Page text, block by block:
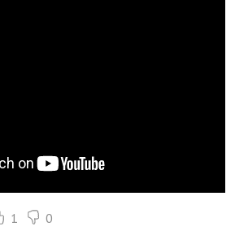
1 0